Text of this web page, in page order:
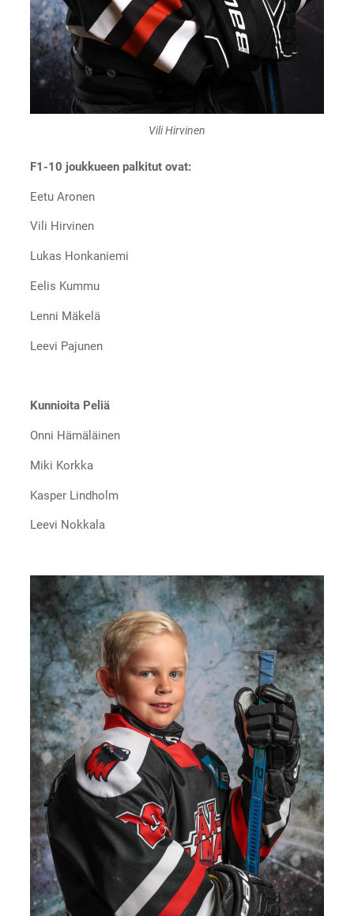
Vili Hirvinen
F1-10 joukkueen palkitut ovat:
Eetu Aronen
Vili Hirvinen
Lukas Honkaniemi
Eelis Kummu
Lenni Mäkelä
Leevi Pajunen
Kunnioita Peliä
Onni Hämäläinen
Miki Korkka
Kasper Lindholm
Leevi Nokkala